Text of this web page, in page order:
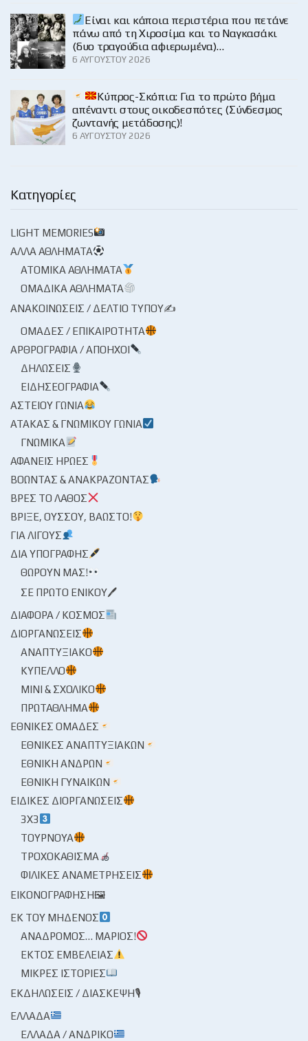
Είναι και κάποια περιστέρια που πετάνε
πάνω από τη Χιροσίμα και το Ναγκασάκι
(δυο τραγούδια αφιερωμένα)…
6 ΑΥΓΟΎΣΤΟΥ 2026
Κύπρος-Σκόπια: Για το πρώτο βήμα
απέναντι στους οικοδεσπότες (Σύνδεσμος
ζωντανής μετάδοσης)!
6 ΑΥΓΟΎΣΤΟΥ 2026
Κατηγορίες
LIGHT MEMORIES
ΆΛΛΑ ΑΘΛΉΜΑΤΑ
ΑΤΟΜΙΚΆ ΑΘΛΉΜΑΤΑ
ΟΜΑΔΙΚΆ ΑΘΛΉΜΑΤΑ
ΑΝΑΚΟΙΝΏΣΕΙΣ / ΔΕΛΤΊΟ ΤΎΠΟΥ✍
ΟΜΆΔΕΣ / ΕΠΙΚΑΙΡΌΤΗΤΑ
ΑΡΘΡΟΓΡΑΦΊΑ / ΑΠΌΗΧΟΙ
ΔΗΛΏΣΕΙΣ
ΕΙΔΗΣΕΟΓΡΑΦΊΑ
ΑΣΤΕΊΟΥ ΓΩΝΊΑ
ΑΤΆΚΑΣ & ΓΝΩΜΙΚΟΎ ΓΩΝΊΑ
ΓΝΩΜΙΚΆ
ΑΦΑΝΕΊΣ ΉΡΩΕΣ
ΒΟΏΝΤΑΣ & ΑΝΑΚΡΆΖΟΝΤΑΣ
ΒΡΕΣ ΤΟ ΛΆΘΟΣ
ΒΡΊΞΕ, ΟΎΣΣΟΥ, ΒΆΩΣΤΟ!
ΓΙΑ ΛΊΓΟΥΣ
ΔΙΑ ΥΠΟΓΡΑΦΉΣ
ΘΩΡΟΎΝ ΜΑΣ!
ΣΕ ΠΡΏΤΟ ΕΝΙΚΟΎ🖊
ΔΙΆΦΟΡΑ / ΚΌΣΜΟΣ
ΔΙΟΡΓΑΝΏΣΕΙΣ
ΑΝΑΠΤΥΞΙΑΚΌ
ΚΎΠΕΛΛΟ
ΜΊΝΙ & ΣΧΟΛΙΚΌ
ΠΡΩΤΆΘΛΗΜΑ
ΕΘΝΙΚΈΣ ΟΜΆΔΕΣ
ΕΘΝΙΚΈΣ ΑΝΑΠΤΥΞΙΑΚΏΝ
ΕΘΝΙΚΉ ΑΝΔΡΏΝ
ΕΘΝΙΚΉ ΓΥΝΑΙΚΏΝ
ΕΙΔΙΚΈΣ ΔΙΟΡΓΑΝΏΣΕΙΣ
3X3
ΤΟΥΡΝΟΥΆ
ΤΡΟΧΟΚΆΘΙΣΜΑ
ΦΙΛΙΚΈΣ ΑΝΑΜΕΤΡΉΣΕΙΣ
ΕΙΚΟΝΟΓΡΆΦΗΣΗ🖼
ΕΚ ΤΟΥ ΜΗΔΕΝΌΣ
ΑΝΆΔΡΟΜΟΣ… ΜΆΡΙΟΣ!
ΕΚΤΌΣ ΕΜΒΈΛΕΙΑΣ
ΜΙΚΡΈΣ ΙΣΤΟΡΊΕΣ
ΕΚΔΗΛΏΣΕΙΣ / ΔΙΆΣΚΕΨΗ🎙
ΕΛΛΆΔΑ
ΕΛΛΆΔΑ / ΑΝΔΡΙΚΌ